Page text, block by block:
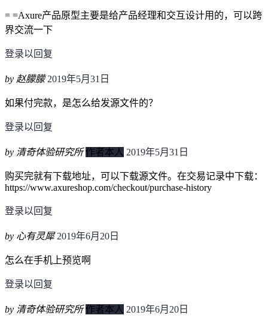
= =Axure产品原型主要是给产品经理和交互设计用的，可以跨
界交流一下
登录以回复
by 赵朦朦 2019年5月31日
如果付完款，是怎么给发源文件的？
登录以回复
by 清奇体验研究所 作者本人 2019年5月31日
购买完就有下载地址，可以下载源文件。在交易记录中下载：
https://www.axureshop.com/checkout/purchase-history
登录以回复
by 心有灵犀 2019年6月20日
怎么在手机上预览啊
登录以回复
by 清奇体验研究所 作者本人 2019年6月20日